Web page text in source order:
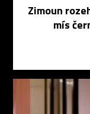
Zimoun
mís